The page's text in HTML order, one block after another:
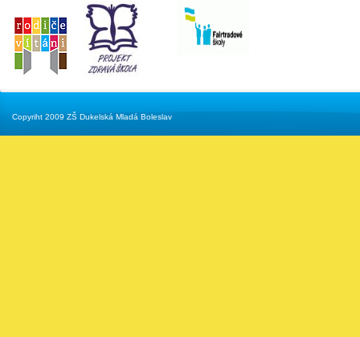
Copyriht 2009 ZŠ Dukelská Mladá Boleslav